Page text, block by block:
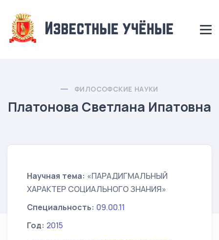
ФИЛОСОФСКИЕ НАУКИ
Платонова Светлана Ипатовна
Научная тема: «ПАРАДИГМАЛЬНЫЙ
ХАРАКТЕР СОЦИАЛЬНОГО ЗНАНИЯ»
Специальность: 09.00.11
Год: 2015